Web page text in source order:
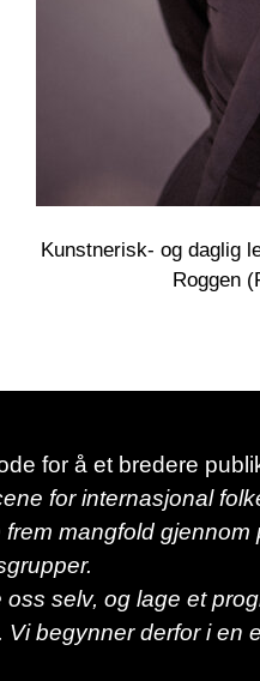
Kunstnerisk- og daglig
Roggen
for å et bredere
for internasjonal
mangfold
selv, og lage et
Vi begynner derfor i